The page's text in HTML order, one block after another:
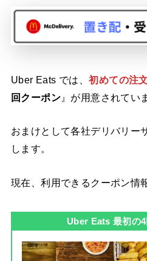
Uber Eats では、初めての注
回クーポン』が用意されてい
おまけとして各社デリバリー
します。
現在、利用できるクーポン情
Uber Eats 最初の4